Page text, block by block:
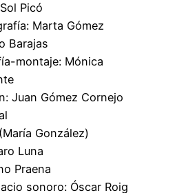
Picó
Marta Gómez
Barajas
montaje: Mónica
Juan Gómez Cornejo
González)
Luna
Praena
sonoro: Óscar Roig